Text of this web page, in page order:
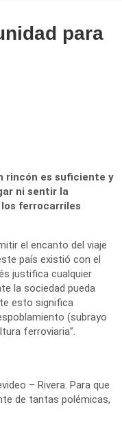
para
rincón es suficiente y
ni sentir la
ferrocarriles
el encanto del viaje
país existió con el
justifica cualquier
la sociedad pueda
esto significa
(subrayo
ferroviaria”.
– Rivera. Para que
de tantas polémicas,